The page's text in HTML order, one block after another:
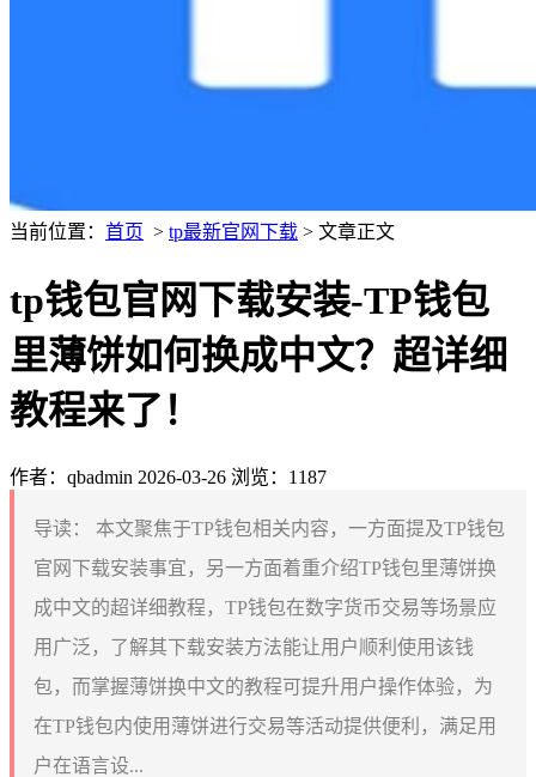
当前位置： 首页 > tp最新官网下载 > 文章正文
tp钱包官网下载安装-TP钱包
里薄饼如何换成中文？超详细
教程来了！
作者：qbadmin 2026-03-26 浏览：1187
导读：
本文聚焦于TP钱包相关内容，一方面提及TP钱包
官网下载安装事宜，另一方面着重介绍TP钱包里薄饼换
成中文的超详细教程，TP钱包在数字货币交易等场景应
用广泛，了解其下载安装方法能让用户顺利使用该钱
包，而掌握薄饼换中文的教程可提升用户操作体验，为
在TP钱包内使用薄饼进行交易等活动提供便利，满足用
户在语言设...